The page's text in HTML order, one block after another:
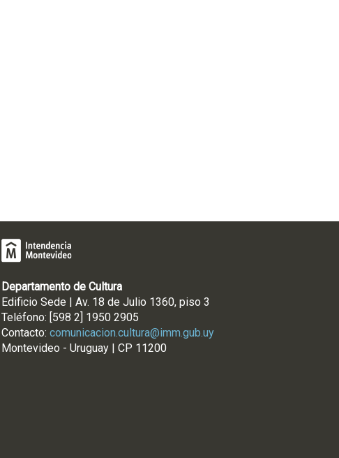
Departamento de Cultura
Edificio Sede | Av. 18 de Julio 1360, piso 3
Teléfono: [598 2] 1950 2905
Contacto: comunicacion.cultura@imm.gub.uy
Montevideo - Uruguay | CP 11200